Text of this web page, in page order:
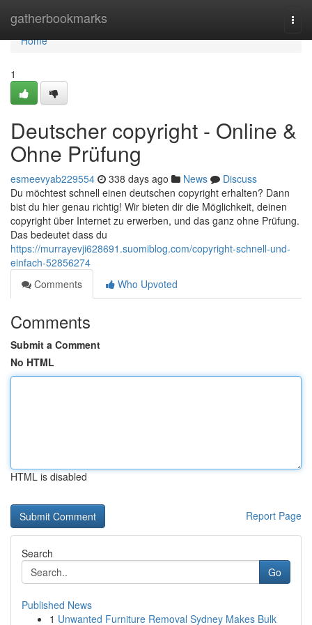
gatherbookmarks
Home
Home
1
Deutscher copyright - Online &
Ohne Prüfung
esmeevyab229554 338 days ago News
Discuss
Du möchtest schnell einen deutschen copyright erhalten? Dann
bist du hier genau richtig! Wir bieten dir die Möglichkeit, deinen
copyright über Internet zu erwerben, und das ganz ohne Prüfung.
Das bedeutet dass du
https://murrayevji628691.suomiblog.com/copyright-schnell-und-
einfach-52856274
Comments
Who Upvoted
Comments
Submit a Comment
No HTML
HTML is disabled
Report Page
Search
Go
Published News
1 Unwanted Furniture Removal Sydney Makes Bulk